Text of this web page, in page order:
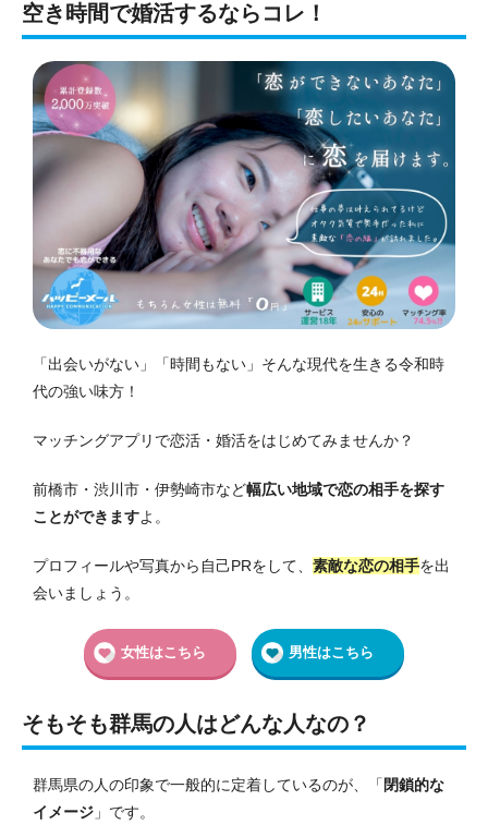
空き時間で婚活するならコレ！
「出会いがない」「時間もない」そんな現代を生きる令和時
代の強い味方！
マッチングアプリで恋活・婚活をはじめてみませんか？
前橋市・渋川市・伊勢崎市など幅広い地域で恋の相手を探す
ことができますよ。
プロフィールや写真から自己PRをして、 素敵な恋の相手を出
会いましょう。
女性はこちら 男性はこちら
そもそも群馬の人はどんな人なの？
群馬県の人の印象で一般的に定着しているのが、「 閉鎖的な
イメージ 」です。